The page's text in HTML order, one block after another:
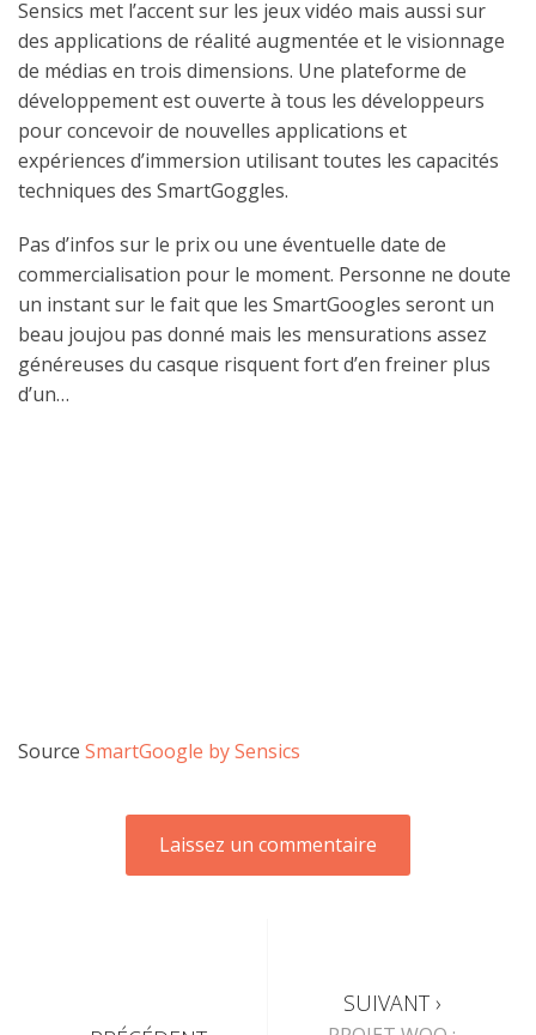
Sensics met l’accent sur les jeux vidéo mais aussi sur
des applications de réalité augmentée et le visionnage
de médias en trois dimensions. Une plateforme de
développement est ouverte à tous les développeurs
pour concevoir de nouvelles applications et
expériences d’immersion utilisant toutes les capacités
techniques des SmartGoggles.
Pas d’infos sur le prix ou une éventuelle date de
commercialisation pour le moment. Personne ne doute
un instant sur le fait que les SmartGoogles seront un
beau joujou pas donné mais les mensurations assez
généreuses du casque risquent fort d’en freiner plus
d’un…
Source SmartGoogle by Sensics
SUIVANT ›